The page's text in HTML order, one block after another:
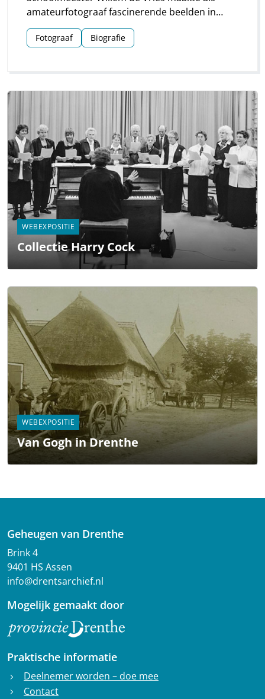
amateurfotograaf fascinerende beelden in
Linde en omgeving. Groepsfoto’s van
schoolkinderen, portretten en beelden van
Fotograaf Biografie
WEBEXPOSITIE
Collectie Harry Cock
WEBEXPOSITIE
Van Gogh in Drenthe
Geheugen van Drenthe
Brink 4
9401 HS Assen
info@drentsarchief.nl
Mogelijk gemaakt door
Praktische informatie
chevron_right Deelnemer worden – doe mee
chevron_right Contact